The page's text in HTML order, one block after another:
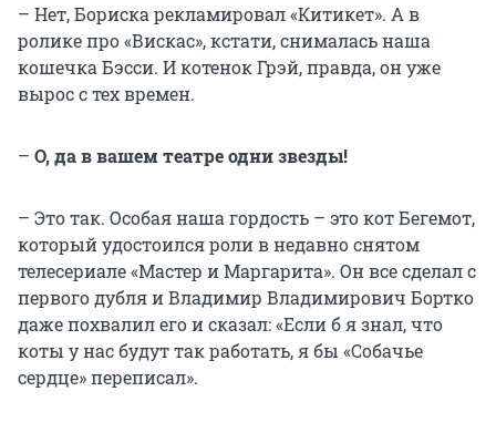
– Нет, Бориска рекламировал «Китикет». А в
ролике про «Вискас», кстати, снималась наша
кошечка Бэсси. И котенок Грэй, правда, он уже
вырос с тех времен.
– О, да в вашем театре одни звезды!
– Это так. Особая наша гордость – это кот Бегемот,
который удостоился роли в недавно снятом
телесериале «Мастер и Маргарита». Он все сделал с
первого дубля и Владимир Владимирович Бортко
даже похвалил его и сказал: «Если б я знал, что
коты у нас будут так работать, я бы «Собачье
сердце» переписал».